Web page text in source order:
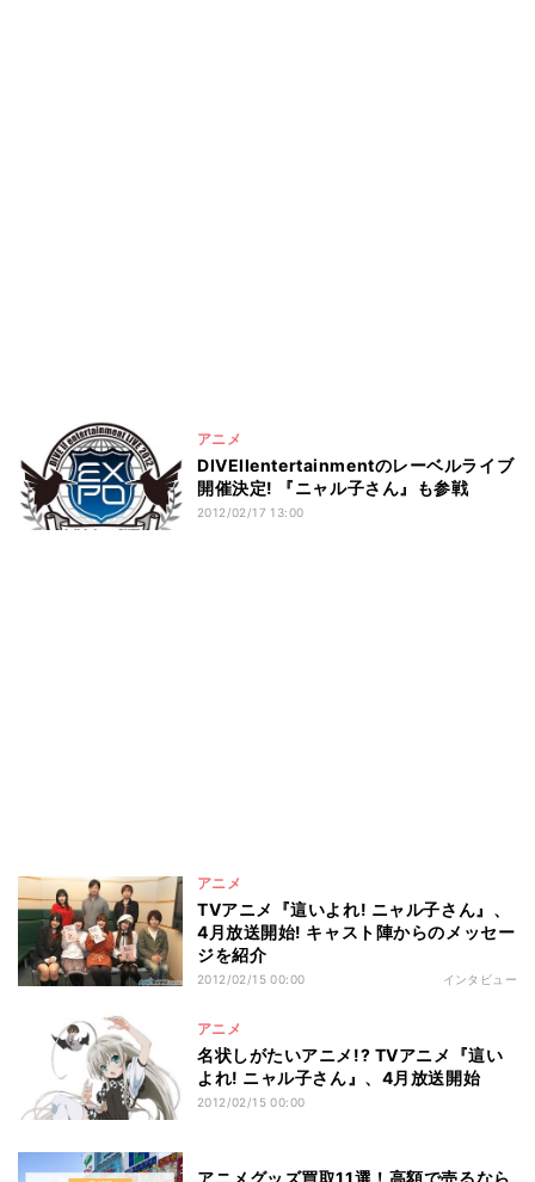
アニメ
DIVEIIentertainmentのレーベルライブ
開催決定! 『ニャル子さん』も参戦
2012/02/17 13:00
アニメ
TVアニメ『這いよれ! ニャル子さん』、
4月放送開始! キャスト陣からのメッセー
ジを紹介
2012/02/15 00:00 インタビュー
アニメ
名状しがたいアニメ!? TVアニメ『這い
よれ! ニャル子さん』、4月放送開始
2012/02/15 00:00
アニメグッズ買取11選！高額で売るなら